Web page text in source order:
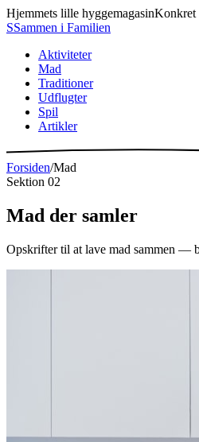
Hjemmets lille hyggemagasinKonkret
SSammen i Familien
Aktiviteter
Mad
Traditioner
Udflugter
Spil
Artikler
Forsiden/Mad
Sektion 02
Mad der samler
Opskrifter til at lave mad sammen —